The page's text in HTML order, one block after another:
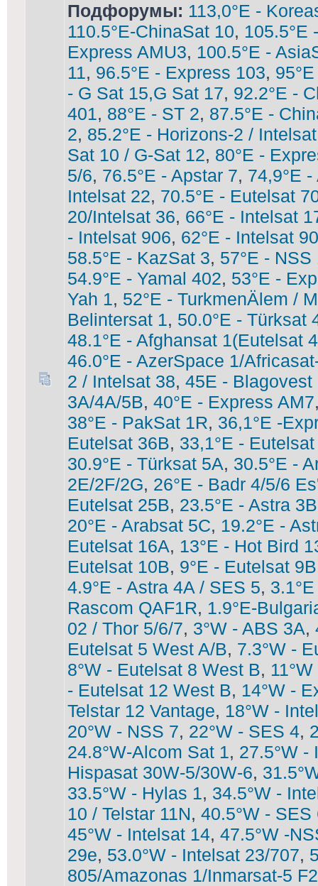
Подфорумы: 113,0°E -
110.5°E-ChinaSat 10, 105.5°E
Express AMU3, 100.5°E -
11, 96.5°E - Express 103,
- G Sat 15,G Sat 17, 92.2°E -
401, 88°E - ST 2, 87.5°E -
2, 85.2°E - Horizons-2 /
Sat 10 / G-Sat 12, 80°E -
5/6, 76.5°E - Apstar 7, 74,9°E
Intelsat 22, 70.5°E - Eutelsat
20/Intelsat 36, 66°E - Intelsat
- Intelsat 906, 62°E - Intelsat
58.5°E - KazSat 3, 57°E - NSS
54.9°E - Yamal 402, 53°E -
Yah 1, 52°E - TurkmenÄlem /
Belintersat 1, 50.0°E - Türksat
48.1°E - Afghansat 1(Eutelsat
46.0°E - AzerSpace 1/
2 / Intelsat 38, 45E - Blagovest
3A/4A/5B, 40°E - Express AM7
38°E - PakSat 1R, 36,1°E -
Eutelsat 36В, 33,1°E -
30.9°E - Türksat 5A, 30.5°E -
2E/2F/2G, 26°E - Badr 4/5/6
Eutelsat 25B, 23.5°E - Astra 3B
20°E - Arabsat 5C, 19.2°E -
Eutelsat 16A, 13°E - Hot Bird
Eutelsat 10B, 9°E - Eutelsat 9B
4.9°E - Astra 4A / SES 5,
Rascom QAF1R, 1.9°E-
02 / Thor 5/6/7, 3°W - ABS 3A,
Eutelsat 5 West A/B, 7.3°W -
8°W - Eutelsat 8 West B,
- Eutelsat 12 West B, 14°W -
Telstar 12 Vantage, 18°W -
20°W - NSS 7, 22°W - SES 4,
24.8°W-Alcom Sat 1, 27.5°W -
Hispasat 30W-5/30W-6,
33.5°W - Hylas 1, 34.5°W -
10 / Telstar 11N, 40.5°W - SES
45°W - Intelsat 14, 47.5°W -
29e, 53.0°W - Intelsat 23/707,
805/Amazonas 1/Inmarsat-5 F2